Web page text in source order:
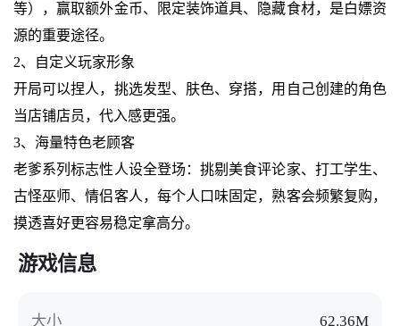
等），赢取额外金币、限定装饰道具、隐藏食材，是白嫖资
源的重要途径。
2、自定义玩家形象
开局可以捏人，挑选发型、肤色、穿搭，用自己创建的角色
当店铺店员，代入感更强。
3、海量特色老顾客
老爹系列标志性人设全登场：挑剔美食评论家、打工学生、
古怪巫师、情侣客人，每个人口味固定，熟客会频繁复购，
摸透喜好更容易稳定拿高分。
游戏信息
大小
62.36M